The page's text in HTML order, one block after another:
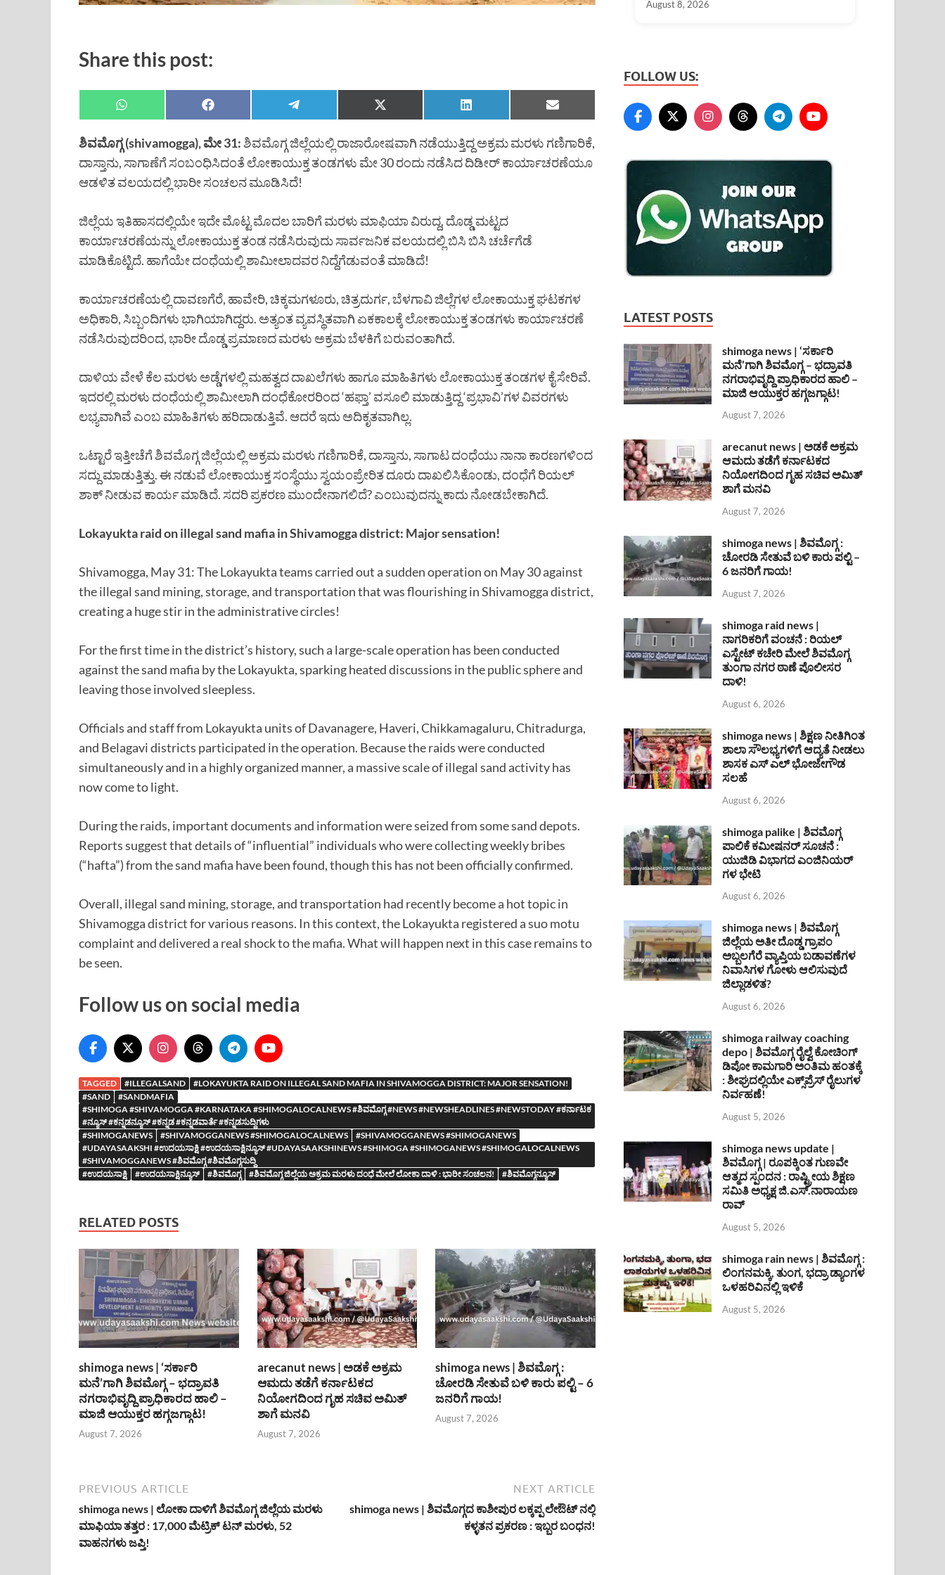
Share this post:
ಶಿವಮೊಗ್ಗ (shivamogga), ಮೇ 31:ಶಿವಮೊಗ್ಗ ಜಿಲ್ಲೆಯಲ್ಲಿ ರಾಜಾರೋಷವಾಗಿ ನಡೆಯುತ್ತಿದ್ದ ಅಕ್ರಮ ಮರಳು ಗಣಿಗಾರಿಕೆ,
ದಾಸ್ತಾನು, ಸಾಗಾಣೆಗೆ ಸಂಬಂಧಿಸಿದಂತೆ ಲೋಕಾಯುಕ್ತ ತಂಡಗಳು ಮೇ 30 ರಂದು ನಡೆಸಿದ ದಿಡೀರ್ ಕಾರ್ಯಾಚರಣೆಯೂ
ಆಡಳಿತ ವಲಯದಲ್ಲಿ ಭಾರೀ ಸಂಚಲನ ಮೂಡಿಸಿದೆ!
ಜಿಲ್ಲೆಯ ಇತಿಹಾಸದಲ್ಲಿಯೇ ಇದೇ ಮೊಟ್ಟ ಮೊದಲ ಬಾರಿಗೆ ಮರಳು ಮಾಫಿಯಾ ವಿರುದ್ದ, ದೊಡ್ಡ ಮಟ್ಟದ
ಕಾರ್ಯಾಚರಣೆಯನ್ನು ಲೋಕಾಯುಕ್ತ ತಂಡ ನಡೆಸಿರುವುದು ಸಾರ್ವಜನಿಕ ವಲಯದಲ್ಲಿ ಬಿಸಿ ಬಿಸಿ ಚರ್ಚೆಗೆಡೆ
ಮಾಡಿಕೊಟ್ಟಿದೆ. ಹಾಗೆಯೇ ದಂಧೆಯಲ್ಲಿ ಶಾಮೀಲಾದವರ ನಿದ್ದೆಗೆಡುವಂತೆ ಮಾಡಿದೆ!
ಕಾರ್ಯಾಚರಣೆಯಲ್ಲಿ ದಾವಣಗೆರೆ, ಹಾವೇರಿ, ಚಿಕ್ಕಮಗಳೂರು, ಚಿತ್ರದುರ್ಗ, ಬೆಳಗಾವಿ ಜಿಲ್ಲೆಗಳ ಲೋಕಾಯುಕ್ತ ಘಟಕಗಳ
ಅಧಿಕಾರಿ, ಸಿಬ್ಬಂದಿಗಳು ಭಾಗಿಯಾಗಿದ್ದರು. ಅತ್ಯಂತ ವ್ಯವಸ್ಥಿತವಾಗಿ ಏಕಕಾಲಕ್ಕೆ ಲೋಕಾಯುಕ್ತ ತಂಡಗಳು ಕಾರ್ಯಾಚರಣೆ
ನಡೆಸಿರುವುದರಿಂದ, ಭಾರೀ ದೊಡ್ಡ ಪ್ರಮಾಣದ ಮರಳು ಅಕ್ರಮ ಬೆಳಕಿಗೆ ಬರುವಂತಾಗಿದೆ.
ದಾಳಿಯ ವೇಳೆ ಕೆಲ ಮರಳು ಅಡ್ಡೆಗಳಲ್ಲಿ ಮಹತ್ವದ ದಾಖಲೆಗಳು ಹಾಗೂ ಮಾಹಿತಿಗಳು ಲೋಕಾಯುಕ್ತ ತಂಡಗಳ ಕೈ ಸೇರಿವೆ.
ಇದರಲ್ಲಿ ಮರಳು ದಂಧೆಯಲ್ಲಿ ಶಾಮೀಲಾಗಿ ದಂಧೆಕೋರರಿಂದ ‘ಹಫ್ತಾ’ ವಸೂಲಿ ಮಾಡುತ್ತಿದ್ದ ‘ಪ್ರಭಾವಿ’ಗಳ ವಿವರಗಳು
ಲಭ್ಯವಾಗಿವೆ ಎಂಬ ಮಾಹಿತಿಗಳು ಹರಿದಾಡುತ್ತಿವೆ. ಆದರೆ ಇದು ಅದಿಕೃತವಾಗಿಲ್ಲ.
ಒಟ್ಟಾರೆ ಇತ್ತೀಚೆಗೆ ಶಿವಮೊಗ್ಗ ಜಿಲ್ಲೆಯಲ್ಲಿ ಅಕ್ರಮ ಮರಳು ಗಣಿಗಾರಿಕೆ, ದಾಸ್ತಾನು, ಸಾಗಾಟ ದಂಧೆಯು ನಾನಾ ಕಾರಣಗಳಿಂದ
ಸದ್ದು ಮಾಡುತ್ತಿತ್ತು. ಈ ನಡುವೆ ಲೋಕಾಯುಕ್ತ ಸಂಸ್ಥೆಯು ಸ್ವಯಂಪ್ರೇರಿತ ದೂರು ದಾಖಲಿಸಿಕೊಂಡು, ದಂಧೆಗೆ ರಿಯಲ್
ಶಾಕ್ ನೀಡುವ ಕಾರ್ಯ ಮಾಡಿದೆ. ಸದರಿ ಪ್ರಕರಣ ಮುಂದೇನಾಗಲಿದೆ? ಎಂಬುವುದನ್ನು ಕಾದು ನೋಡಬೇಕಾಗಿದೆ.
Lokayukta raid on illegal sand mafia in Shivamogga district: Major sensation!
Shivamogga, May 31: The Lokayukta teams carried out a sudden operation on May 30 against
the illegal sand mining, storage, and transportation that was flourishing in Shivamogga district,
creating a huge stir in the administrative circles!
For the first time in the district’s history, such a large-scale operation has been conducted
against the sand mafia by the Lokayukta, sparking heated discussions in the public sphere and
leaving those involved sleepless.
Officials and staff from Lokayukta units of Davanagere, Haveri, Chikkamagaluru, Chitradurga,
and Belagavi districts participated in the operation. Because the raids were conducted
simultaneously and in a highly organized manner, a massive scale of illegal sand activity has
now come to light.
During the raids, important documents and information were seized from some sand depots.
Reports suggest that details of “influential” individuals who were collecting weekly bribes
(“hafta”) from the sand mafia have been found, though this has not been officially confirmed.
Overall, illegal sand mining, storage, and transportation had recently become a hot topic in
Shivamogga district for various reasons. In this context, the Lokayukta registered a suo motu
complaint and delivered a real shock to the mafia. What will happen next in this case remains to
be seen.
Follow us on social media
TAGGED #ILLEGALSAND
#LOKAYUKTA RAID ON ILLEGAL SAND MAFIA IN SHIVAMOGGA DISTRICT: MAJOR SENSATION!
#SAND
#SANDMAFIA
#SHIMOGA #SHIVAMOGGA #KARNATAKA #SHIMOGALOCALNEWS #ಶಿವಮೊಗ್ಗ #NEWS #NEWSHEADLINES #NEWSTODAY #ಕರ್ನಾಟಕ
#ನ್ಯೂಸ್ #ಕನ್ನಡನ್ಯೂಸ್ #ಕನ್ನಡ #ಕನ್ನಡವಾರ್ತೆ #ಕನ್ನಡಸುದ್ದಿಗಳು
#SHIMOGANEWS
#SHIVAMOGGANEWS #SHIMOGALOCALNEWS
#SHIVAMOGGANEWS #SHIMOGANEWS
#UDAYASAAKSHI #ಉದಯಸಾಕ್ಷಿ #ಉದಯಸಾಕ್ಷಿನ್ಯೂಸ್ #UDAYASAAKSHINEWS #SHIMOGA #SHIMOGANEWS #SHIMOGALOCALNEWS
#SHIVAMOGGANEWS #ಶಿವಮೊಗ್ಗ #ಶಿವಮೊಗ್ಗಸುದ್ದಿ
#ಉದಯಸಾಕ್ಷಿ
#ಉದಯಸಾಕ್ಷಿನ್ಯೂಸ್ #ಶಿವಮೊಗ್ಗ #ಶಿವಮೊಗ್ಗ ಜಿಲ್ಲೆಯ ಅಕ್ರಮ ಮರಳು ದಂಧೆ ಮೇಲೆ ಲೋಕಾ ದಾಳಿ : ಭಾರೀ ಸಂಚಲನ! #ಶಿವಮೊಗ್ಗನ್ಯೂಸ್
RELATED POSTS
shimoga news | ‘ಸರ್ಕಾರಿ
ಮನೆ’ಗಾಗಿ ಶಿವಮೊಗ್ಗ – ಭದ್ರಾವತಿ
ನಗರಾಭಿವೃದ್ದಿ ಪ್ರಾಧಿಕಾರದ ಹಾಲಿ –
ಮಾಜಿ ಆಯುಕ್ತರ ಹಗ್ಗಜಗ್ಗಾಟ!
August 7, 2026
arecanut news | ಅಡಕೆ ಅಕ್ರಮ
ಆಮದು ತಡೆಗೆ ಕರ್ನಾಟಕದ
ನಿಯೋಗದಿಂದ ಗೃಹ ಸಚಿವ ಅಮಿತ್
ಶಾಗೆ ಮನವಿ
August 7, 2026
shimoga news | ಶಿವಮೊಗ್ಗ :
ಚೋರಡಿ ಸೇತುವೆ ಬಳಿ ಕಾರು ಪಲ್ಟಿ – 6
ಜನರಿಗೆ ಗಾಯ!
August 7, 2026
PREVIOUS ARTICLE
shimoga news | ಲೋಕಾ ದಾಳಿಗೆ ಶಿವಮೊಗ್ಗ ಜಿಲ್ಲೆಯ ಮರಳು
ಮಾಫಿಯಾ ತತ್ತರ : 17,000 ಮೆಟ್ರಿಕ್ ಟನ್ ಮರಳು, 52
ವಾಹನಗಳು ಜಪ್ತಿ!
NEXT ARTICLE
shimoga news | ಶಿವಮೊಗ್ಗದ ಕಾಶೀಪುರ ಲಕ್ಕಪ್ಪ ಲೇಔಟ್ ನಲ್ಲಿ
ಕಳ್ಳತನ ಪ್ರಕರಣ : ಇಬ್ಬರ ಬಂಧನ!
August 8, 2026
FOLLOW US:
LATEST POSTS
shimoga news | ‘ಸರ್ಕಾರಿ
ಮನೆ’ಗಾಗಿ ಶಿವಮೊಗ್ಗ – ಭದ್ರಾವತಿ
ನಗರಾಭಿವೃದ್ದಿ ಪ್ರಾಧಿಕಾರದ ಹಾಲಿ –
ಮಾಜಿ ಆಯುಕ್ತರ ಹಗ್ಗಜಗ್ಗಾಟ!
August 7, 2026
arecanut news | ಅಡಕೆ ಅಕ್ರಮ
ಆಮದು ತಡೆಗೆ ಕರ್ನಾಟಕದ
ನಿಯೋಗದಿಂದ ಗೃಹ ಸಚಿವ ಅಮಿತ್
ಶಾಗೆ ಮನವಿ
August 7, 2026
shimoga news | ಶಿವಮೊಗ್ಗ :
ಚೋರಡಿ ಸೇತುವೆ ಬಳಿ ಕಾರು ಪಲ್ಟಿ –
6 ಜನರಿಗೆ ಗಾಯ!
August 7, 2026
shimoga raid news |
ನಾಗರಿಕರಿಗೆ ವಂಚನೆ : ರಿಯಲ್
ಎಸ್ಟೇಟ್ ಕಚೇರಿ ಮೇಲೆ ಶಿವಮೊಗ್ಗ
ತುಂಗಾ ನಗರ ಠಾಣೆ ಪೊಲೀಸರ
ದಾಳಿ!
August 6, 2026
shimoga news | ಶಿಕ್ಷಣ ನೀತಿಗಿಂತ
ಶಾಲಾ ಸೌಲಭ್ಯಗಳಿಗೆ ಆದ್ಯತೆ ನೀಡಲು
ಶಾಸಕ ಎಸ್ ಎಲ್ ಭೋಜೇಗೌಡ
ಸಲಹೆ
August 6, 2026
shimoga palike | ಶಿವಮೊಗ್ಗ
ಪಾಲಿಕೆ ಕಮೀಷನರ್ ಸೂಚನೆ :
ಯುಜಿಡಿ ವಿಭಾಗದ ಎಂಜಿನಿಯರ್
ಗಳ ಭೇಟಿ
August 6, 2026
shimoga news | ಶಿವಮೊಗ್ಗ
ಜಿಲ್ಲೆಯ ಅತೀ ದೊಡ್ಡ ಗ್ರಾಪಂ
ಅಬ್ಬಲಗೆರೆ ವ್ಯಾಪ್ತಿಯ ಬಡಾವಣೆಗಳ
ನಿವಾಸಿಗಳ ಗೋಳು ಆಲಿಸುವುದೆ
ಜಿಲ್ಲಾಡಳಿತ?
August 6, 2026
shimoga railway coaching
depo | ಶಿವಮೊಗ್ಗ ರೈಲ್ವೆ ಕೋಚಿಂಗ್
ಡಿಪೋ ಕಾಮಗಾರಿ ಅಂತಿಮ ಹಂತಕ್ಕೆ
: ಶೀಘ್ರದಲ್ಲಿಯೇ ಎಕ್ಸ್‌ಪ್ರೆಸ್ ರೈಲುಗಳ
ನಿರ್ವಹಣೆ!
August 5, 2026
shimoga news update |
ಶಿವಮೊಗ್ಗ | ರೂಪಕ್ಕಿಂತ ಗುಣವೇ
ಆತ್ಮದ ಸ್ಪಂದನ : ರಾಷ್ಟ್ರೀಯ ಶಿಕ್ಷಣ
ಸಮಿತಿ ಅಧ್ಯಕ್ಷ ಜಿ.ಎಸ್.ನಾರಾಯಣ
ರಾವ್
August 5, 2026
shimoga rain news | ಶಿವಮೊಗ್ಗ :
ಲಿಂಗನಮಕ್ಕಿ, ತುಂಗ, ಭದ್ರಾ ಡ್ಯಾಂಗಳ
ಒಳಹರಿವಿನಲ್ಲಿ ಇಳಿಕೆ
August 5, 2026